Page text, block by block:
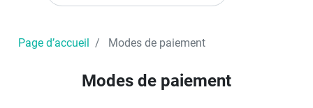
Page d’accueil Modes de paiement
Modes de paiement